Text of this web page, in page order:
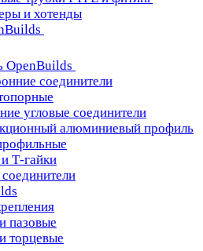
и хотенды
OpenBuilds
соединители
угловые соединители
алюминиевый профиль
Т-гайки
пазовые
торцевые